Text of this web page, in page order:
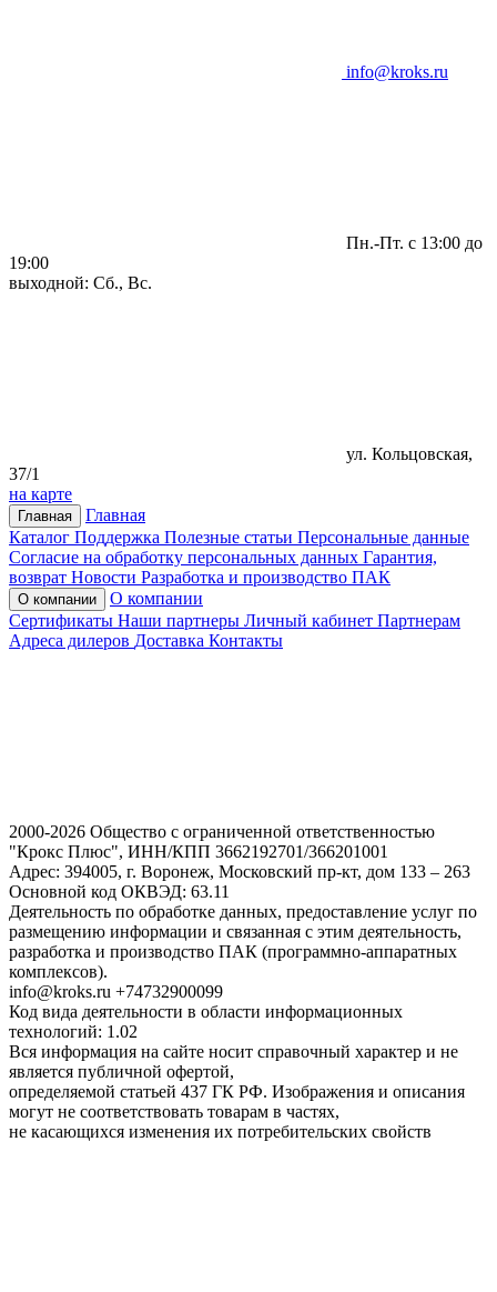
info@kroks.ru
Пн.-Пт. с 13:00 до
19:00
выходной: Сб., Вс.
ул. Кольцовская,
37/1
на карте
Главная
Главная
Каталог Поддержка Полезные статьи Персональные данные
Согласие на обработку персональных данных Гарантия,
возврат Новости Разработка и производство ПАК
О компании
О компании
Сертификаты Наши партнеры Личный кабинет Партнерам
Адреса дилеров Доставка Контакты
2000-2026 Общество с ограниченной ответственностью
"Крокс Плюс", ИНН/КПП 3662192701/366201001
Адрес: 394005, г. Воронеж, Московский пр-кт, дом 133 – 263
Основной код ОКВЭД: 63.11
Деятельность по обработке данных, предоставление услуг по
размещению информации и связанная с этим деятельность,
разработка и производство ПАК (программно-аппаратных
комплексов).
info@kroks.ru +74732900099
Код вида деятельности в области информационных
технологий: 1.02
Вся информация на сайте носит справочный характер и не
является публичной офертой,
определяемой статьей 437 ГК РФ. Изображения и описания
могут не соответствовать товарам в частях,
не касающихся изменения их потребительских свойств